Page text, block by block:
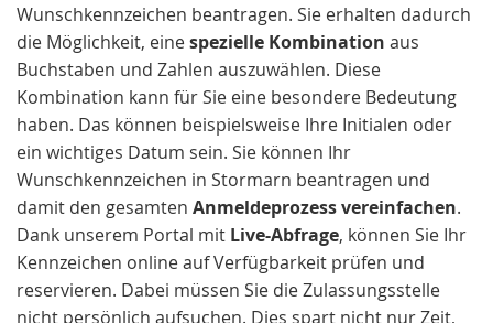
Wunschkennzeichen beantragen. Sie erhalten dadurch
die Möglichkeit, einespezielle Kombination aus
Buchstaben und Zahlen auszuwählen. Diese
Kombination kann für Sie eine besondere Bedeutung
haben. Das können beispielsweise Ihre Initialen oder
ein wichtiges Datum sein. Sie können Ihr
Wunschkennzeichen in Stormarn beantragen und
damit den gesamten Anmeldeprozess vereinfachen.
Dank unserem Portal mit Live-Abfrage, können Sie Ihr
Kennzeichen online auf Verfügbarkeit prüfen und
reservieren. Dabei müssen Sie die Zulassungsstelle
nicht persönlich aufsuchen. Dies spart nicht nur Zeit,